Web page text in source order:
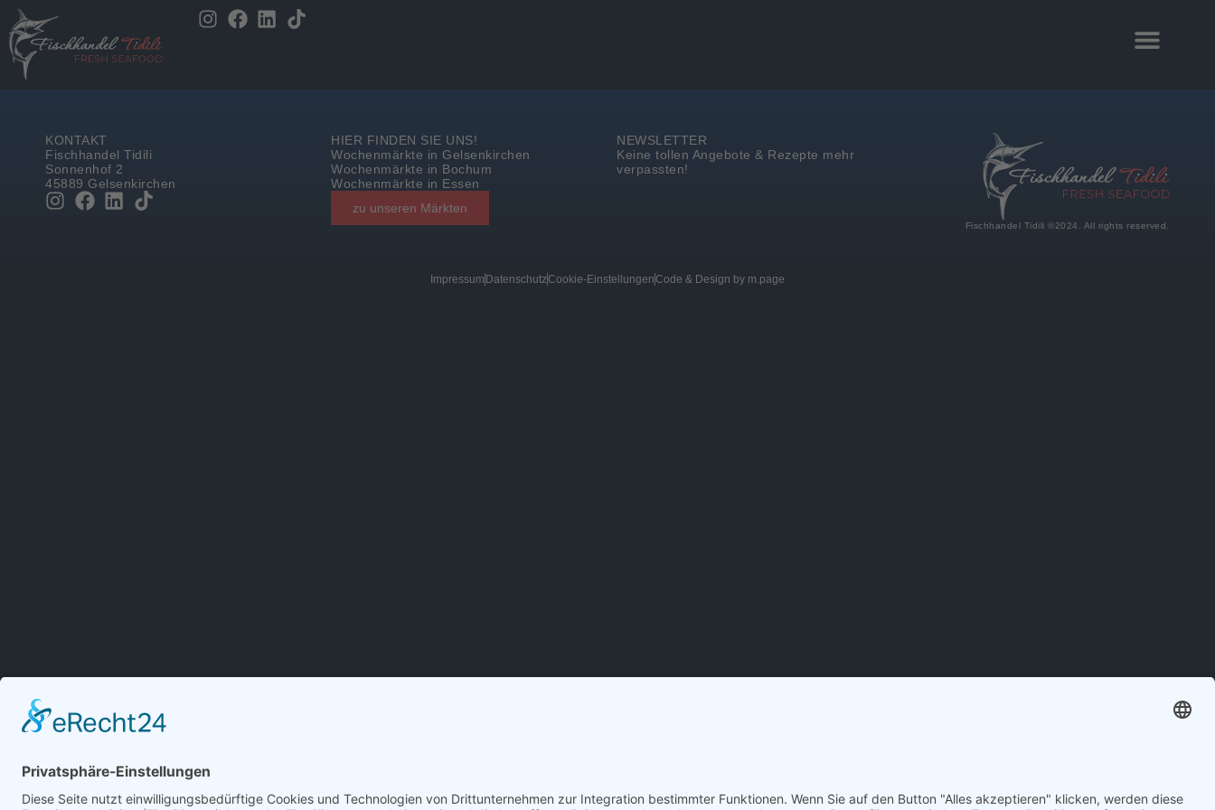
KONTAKT
Fischhandel Tidili
Sonnenhof 2
45889 Gelsenkirchen
HIER FINDEN SIE UNS!
Wochenmärkte in Gelsenkirchen
Wochenmärkte in Bochum
Wochenmärkte in Essen
zu unseren Märkten
NEWSLETTER
Keine tollen Angebote & Rezepte mehr
verpassten!
Fischhandel Tidili ©2024. All rights reserved.
Impressum DatenschutzCookie-EinstellungenCode & Design by m.page